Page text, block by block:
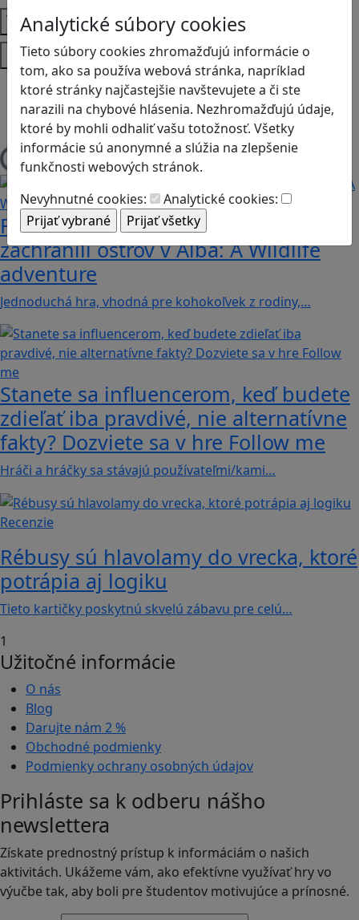
Analytické súbory cookies
Tieto súbory cookies zhromažďujú informácie o
tom, ako sa používa webová stránka, napríklad
ktoré stránky najčastejšie navštevujete a či ste
narazili na chybové hlásenia. Nezhromažďujú údaje,
ktoré by mohli odhaliť vašu totožnosť. Všetky
informácie sú anonymné a slúžia na zlepšenie
funkčnosti webových stránok.
Nevyhnutné cookies:
Analytické cookies:
Témy
Platformy
Android
Herná konzola
Stolové, kartové
Načítam blogy
Fotografujte zvieratká, aby ste
zachránili ostrov v Alba: A Wildlife
adventure
Jednoduchá hra, vhodná pre kohokoľvek z rodiny,…
Stanete sa influencerom, keď budete
zdieľať iba pravdivé, nie alternatívne
fakty? Dozviete sa v hre Follow me
Hráči a hráčky sa stávajú používateľmi/kami…
Recenzie
Rébusy sú hlavolamy do vrecka, ktoré
potrápia aj logiku
Tieto kartičky poskytnú skvelú zábavu pre celú…
1
Užitočné informácie
O nás
Blog
Darujte nám 2 %
Obchodné podmienky
Podmienky ochrany osobných údajov
Prihláste sa k odberu nášho
newslettera
Získate prednostný prístup k informáciám o našich
aktivitách. Ukážeme vám, ako efektívne využívať hry vo
výučbe tak, aby boli pre študentov motivujúce a prínosné.